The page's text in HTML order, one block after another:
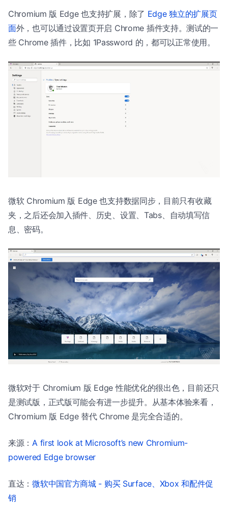
Chromium 版 Edge 也支持扩展，除了 Edge 独立的扩展页
面外，也可以通过设置页开启 Chrome 插件支持。测试的一
些 Chrome 插件，比如 1Password 的，都可以正常使用。
微软 Chromium 版 Edge 也支持数据同步，目前只有收藏
夹，之后还会加入插件、历史、设置、Tabs、自动填写信
息、密码。
微软对于 Chromium 版 Edge 性能优化的很出色，目前还只
是测试版，正式版可能会有进一步提升。从基本体验来看，
Chromium 版 Edge 替代 Chrome 是完全合适的。
来源：A first look at Microsoft’s new Chromium-
powered Edge browser
直达：微软中国官方商城 - 购买 Surface、Xbox 和配件促
销